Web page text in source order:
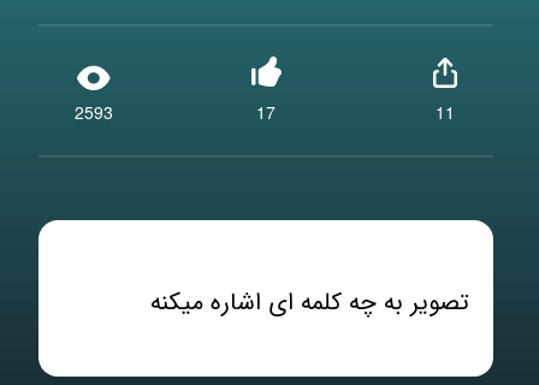
2593 17 11
تصویر به چه کلمه ای اشاره میکنه